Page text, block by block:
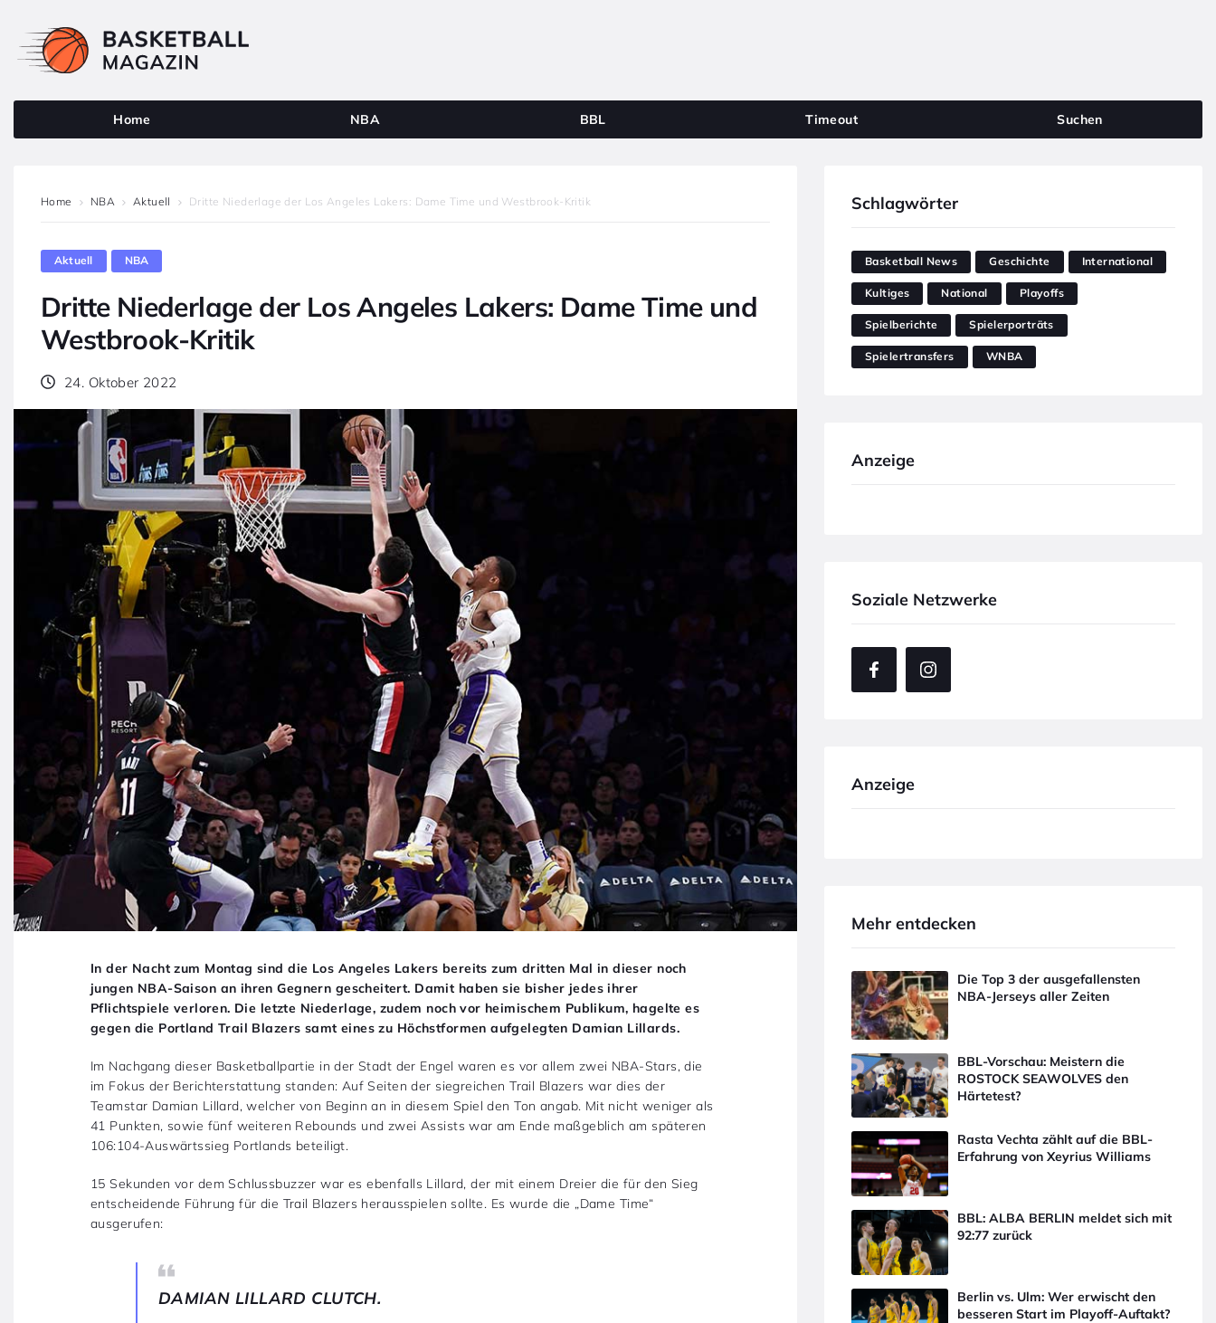
Home NBA BBL Timeout Suchen
Home NBA Aktuell Dritte Niederlage der Los Angeles Lakers: Dame Time und Westbrook-Kritik
Aktuell NBA
Dritte Niederlage der Los Angeles Lakers: Dame Time und
Westbrook-Kritik
24. Oktober 2022
In der Nacht zum Montag sind die Los Angeles Lakers bereits zum dritten Mal in dieser noch
jungen NBA-Saison an ihren Gegnern gescheitert. Damit haben sie bisher jedes ihrer
Pflichtspiele verloren. Die letzte Niederlage, zudem noch vor heimischem Publikum, hagelte es
gegen die Portland Trail Blazers samt eines zu Höchstformen aufgelegten Damian Lillards.
Im Nachgang dieser Basketballpartie in der Stadt der Engel waren es vor allem zwei NBA-Stars, die
im Fokus der Berichterstattung standen: Auf Seiten der siegreichen Trail Blazers war dies der
Teamstar Damian Lillard, welcher von Beginn an in diesem Spiel den Ton angab. Mit nicht weniger als
41 Punkten, sowie fünf weiteren Rebounds und zwei Assists war am Ende maßgeblich am späteren
106:104-Auswärtssieg Portlands beteiligt.
15 Sekunden vor dem Schlussbuzzer war es ebenfalls Lillard, der mit einem Dreier die für den Sieg
entscheidende Führung für die Trail Blazers herausspielen sollte. Es wurde die „Dame Time“
ausgerufen:
DAMIAN LILLARD CLUTCH.
Schlagwörter
Basketball News Geschichte International
Kultiges National Playoffs
Spielberichte Spielerporträts
Spielertransfers WNBA
Anzeige
Soziale Netzwerke
Anzeige
Mehr entdecken
Die Top 3 der ausgefallensten
NBA-Jerseys aller Zeiten
BBL-Vorschau: Meistern die
ROSTOCK SEAWOLVES den
Härtetest?
Rasta Vechta zählt auf die BBL-
Erfahrung von Xeyrius Williams
BBL: ALBA BERLIN meldet sich mit
92:77 zurück
Berlin vs. Ulm: Wer erwischt den
besseren Start im Playoff-Auftakt?